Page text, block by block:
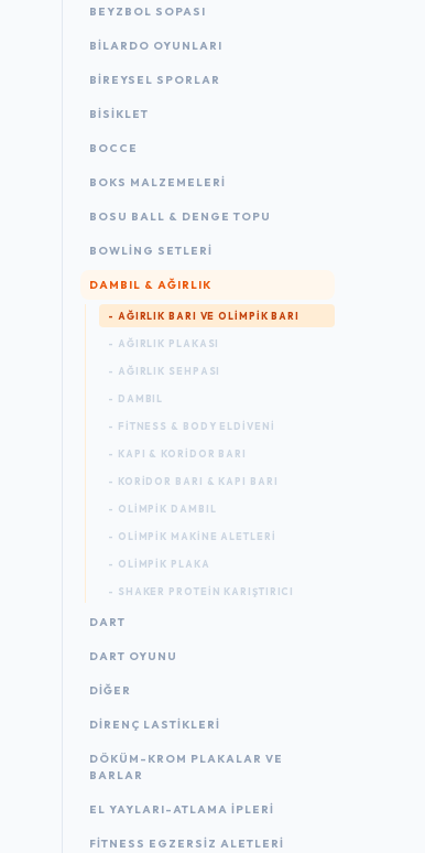
BEYZBOL SOPASI
BILARDO OYUNLARI
BIREYSEL SPORLAR
BISIKLET
BOCCE
BOKS MALZEMELERI
BOSU BALL & DENGE TOPU
BOWLING SETLERI
DAMBIL & AĞIRLIK
- AĞIRLIK BARI VE OLIMPIK BARI
- AĞIRLIK PLAKASI
- AĞIRLIK SEHPASI
- DAMBIL
- FITNESS & BODY ELDIVENI
- KAPI & KORIDOR BARI
- KORIDOR BARI & KAPI BARI
- OLIMPIK DAMBIL
- OLIMPIK MAKINE ALETLERI
- OLIMPIK PLAKA
- SHAKER PROTEIN KARIŞTIRICI
DART
DART OYUNU
DIĞER
DIRENÇ LASTIKLERI
DÖKÜM-KROM PLAKALAR VE
BARLAR
EL YAYLARI-ATLAMA IPLERI
FITNESS EGZERSIZ ALETLERI